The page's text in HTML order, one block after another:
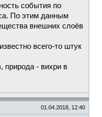
события по
По этим данным
внешних слоёв
всего-то штук
природа - вихри в
01.04.2018, 12:40